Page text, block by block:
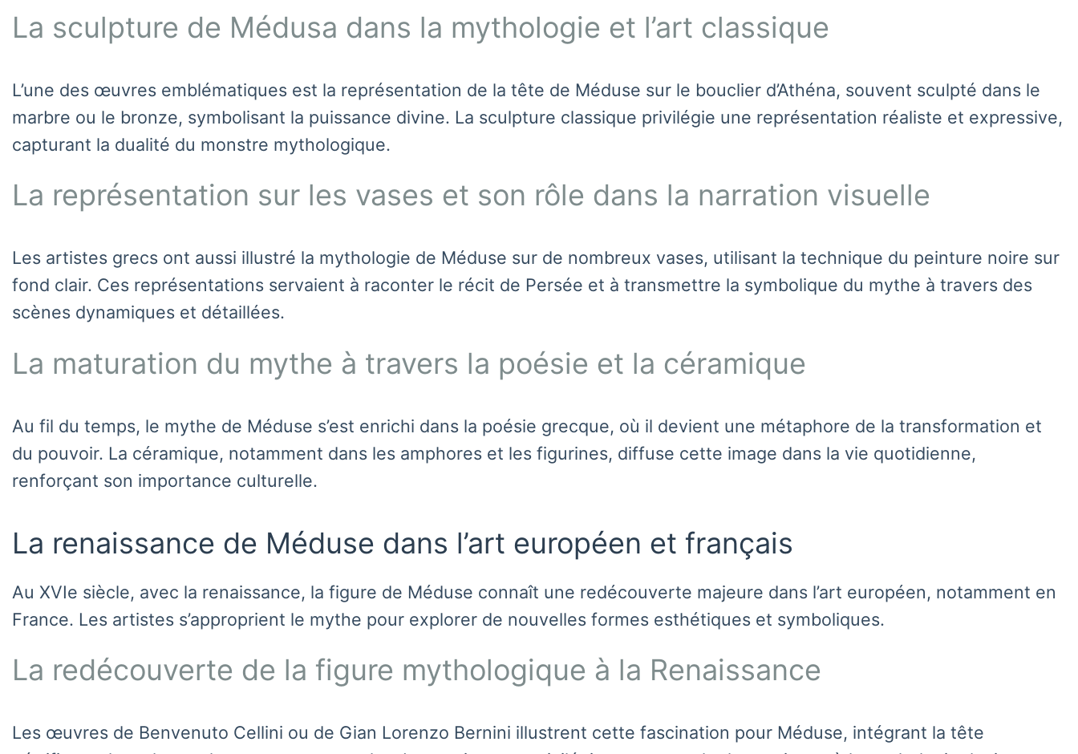
La sculpture de Médusa dans la mythologie et l’art classique
L’une des œuvres emblématiques est la représentation de la tête de Méduse sur le bouclier d’Athéna, souvent sculpté dans le
marbre ou le bronze, symbolisant la puissance divine. La sculpture classique privilégie une représentation réaliste et expressive,
capturant la dualité du monstre mythologique.
La représentation sur les vases et son rôle dans la narration visuelle
Les artistes grecs ont aussi illustré la mythologie de Méduse sur de nombreux vases, utilisant la technique du peinture noire sur
fond clair. Ces représentations servaient à raconter le récit de Persée et à transmettre la symbolique du mythe à travers des
scènes dynamiques et détaillées.
La maturation du mythe à travers la poésie et la céramique
Au fil du temps, le mythe de Méduse s’est enrichi dans la poésie grecque, où il devient une métaphore de la transformation et
du pouvoir. La céramique, notamment dans les amphores et les figurines, diffuse cette image dans la vie quotidienne,
renforçant son importance culturelle.
La renaissance de Méduse dans l’art européen et français
Au XVIe siècle, avec la renaissance, la figure de Méduse connaît une redécouverte majeure dans l’art européen, notamment en
France. Les artistes s’approprient le mythe pour explorer de nouvelles formes esthétiques et symboliques.
La redécouverte de la figure mythologique à la Renaissance
Les œuvres de Benvenuto Cellini ou de Gian Lorenzo Bernini illustrent cette fascination pour Méduse, intégrant la tête